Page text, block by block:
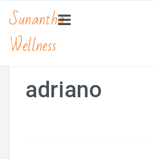
Sunantha
Wellness
adriano